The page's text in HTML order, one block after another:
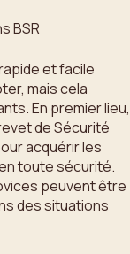
BSR
et facile
mais cela
En premier lieu,
de Sécurité
acquérir les
toute sécurité.
peuvent être
des situations